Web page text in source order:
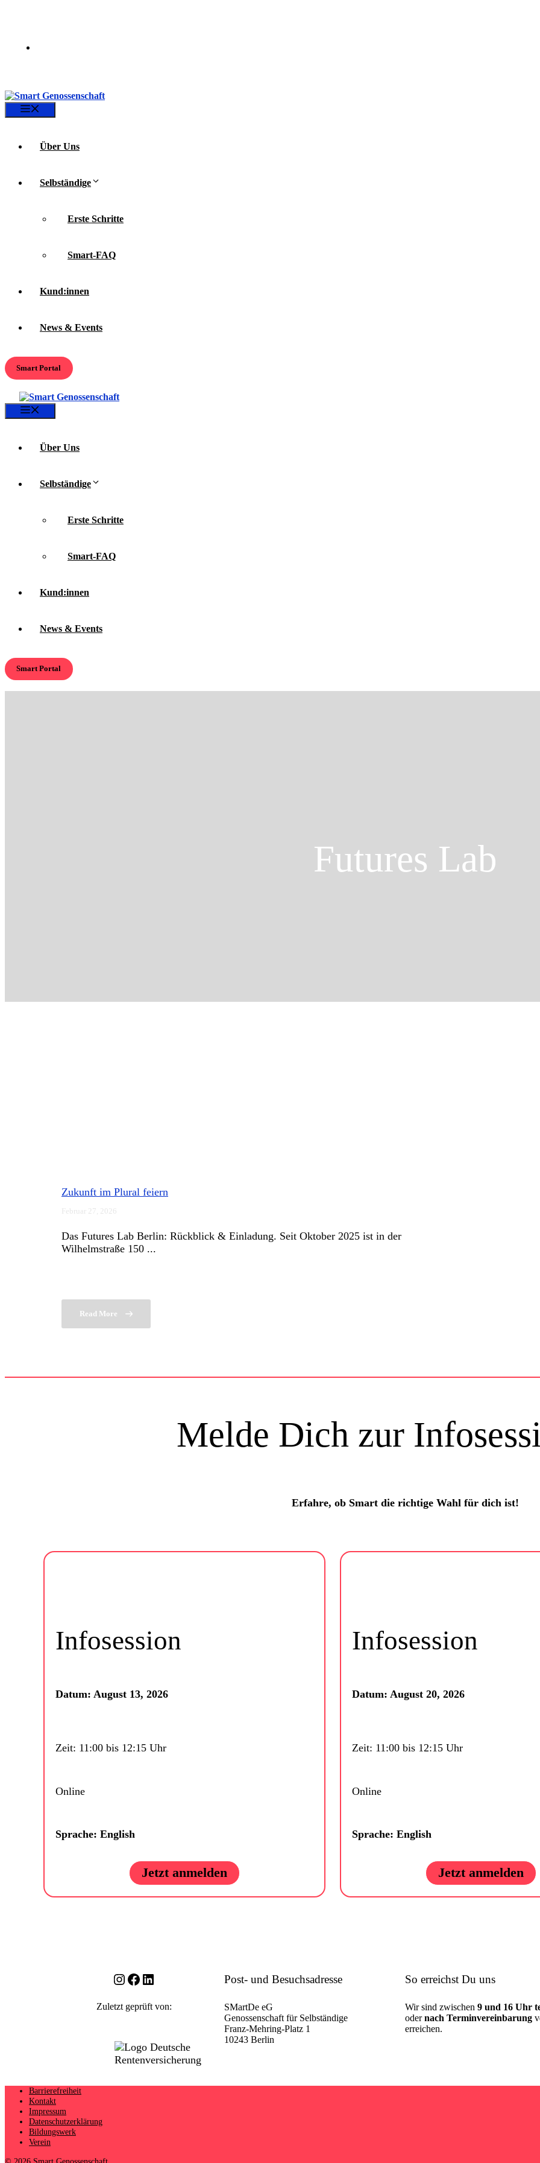
Über Uns
Selbständige
Erste Schritte
Smart-FAQ
Kund:innen
News & Events
Smart Portal
Über Uns
Selbständige
Erste Schritte
Smart-FAQ
Kund:innen
News & Events
Smart Portal
Futures Lab
Zukunft im Plural feiern
Februar 27, 2026
Das Futures Lab Berlin: Rückblick & Einladung. Seit Oktober 2025 ist in der
Wilhelmstraße 150 ...
Read More
Melde Dich zur
Erfahre, ob Smart die richtige Wahl für dich ist!
Infosession
Datum: August 13, 2026
Zeit: 11:00 bis 12:15 Uhr
Online
Sprache: English
Jetzt anmelden
Infosession
Datum: August 20, 2026
Zeit: 11:00 bis 12:15 Uhr
Online
Sprache: English
Jetzt anmelden
Instagram
Facebook
LinkedIn
Zuletzt geprüft von:
Post- und Besuchsadresse
SMartDe eG
Genossenschaft für Selbständige
Franz-Mehring-Platz 1
10243 Berlin
So erreichst Du uns
Wir sind zwischen 9 und 16 Uhr
odernach Terminvereinbarung
erreichen.
Barrierefreiheit
Kontakt
Impressum
Datenschutzerklärung
Bildungswerk
Verein
© 2026 Smart Genossenschaft